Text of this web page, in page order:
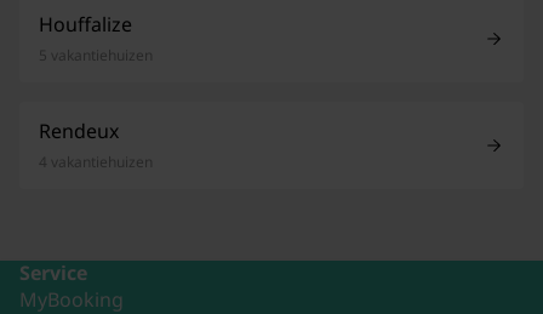
Houffalize
5 vakantiehuizen
Rendeux
4 vakantiehuizen
Service
MyBooking